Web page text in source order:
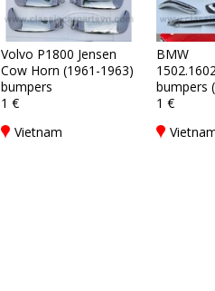
Volvo P1800 Jensen
Cow Horn (1961-1963)
bumpers
1 €
Vietnam
BMW
bumpers
1 €